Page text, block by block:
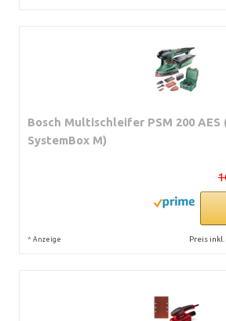
Bosch Multischleifer PSM 200 AES
SystemBox M)
* Anzeige Preis